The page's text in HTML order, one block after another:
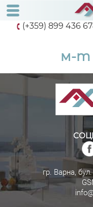
(+359) 899 436
м-т
гр. Варна,